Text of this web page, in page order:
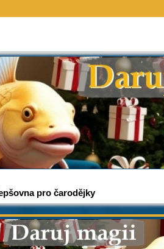
pro čarodějky